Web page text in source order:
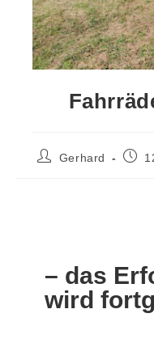
Gerhard
– das
wird